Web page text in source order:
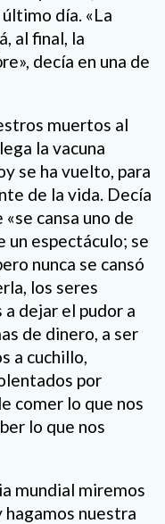
día. «La
al final, la
decía en una de
muertos al
la vacuna
se ha vuelto, para
de la vida. Decía
cansa uno de
un espectáculo; se
nunca se cansó
los seres
dejar el pudor a
de dinero, a ser
a cuchillo,
por
comer lo que nos
lo que nos
mundial miremos
hagamos nuestra